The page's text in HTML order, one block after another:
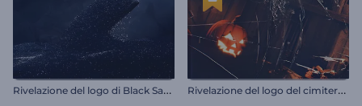
R
ivelazione del logo di Black Sand R
ivelazione del logo del cimitero di Halloween